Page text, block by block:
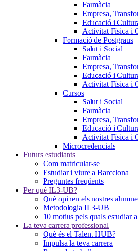
Farmàcia
Empresa,
Educació i
Activitat Física i
Formació de Postgraus
Salut i Social
Farmàcia
Empresa,
Educació i
Activitat Física i
Cursos
Salut i Social
Farmàcia
Empresa,
Educació i
Activitat Física i
Microcredencials
Futurs estudiants
Com matricular-se
Estudiar i viure a Barcelona
Preguntes freqüents
Per què IL3-UB?
Què opinen els nostres
Metodologia IL3-UB
10 motius pels quals estudiar
La teva carrera professional
Què és el Talent HUB?
Impulsa la teva carrera